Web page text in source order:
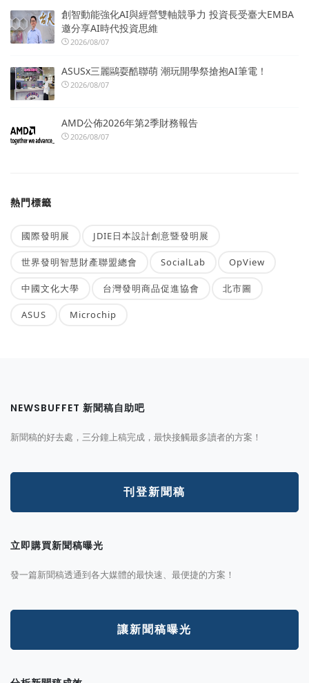
創智動能強化AI與經營雙軸競爭力 投資長受臺大EMBA
邀分享AI時代投資思維
2026/08/07
ASUSx三麗鷗耍酷聯萌 潮玩開學祭搶抱AI筆電！
2026/08/07
AMD公佈2026年第2季財務報告
2026/08/07
熱門標籤
國際發明展 JDIE日本設計創意暨發明展
世界發明智慧財產聯盟總會 SocialLab OpView
中國文化大學 台灣發明商品促進協會 北市圖
ASUS Microchip
NEWSBUFFET 新聞稿自助吧
新聞稿的好去處，三分鐘上稿完成，最快接觸最多讀者的方案！
刊登新聞稿
立即購買新聞稿曝光
發一篇新聞稿透通到各大媒體的最快速、最便捷的方案！
讓新聞稿曝光